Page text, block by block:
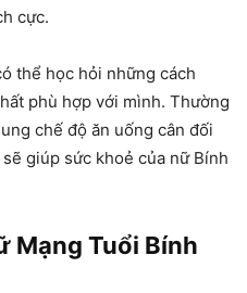
cực.
thể học hỏi những cách
phù hợp với mình. Thường
chế độ ăn uống cân đối
giúp sức khoẻ của nữ Bính
Mạng Tuổi Bính